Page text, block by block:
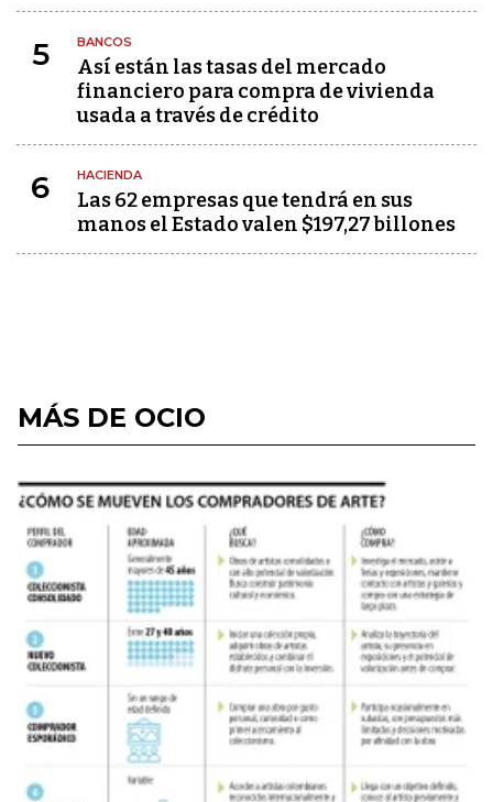
5 BANCOS
Así están las tasas del mercado
financiero para compra de vivienda
usada a través de crédito
6 HACIENDA
Las 62 empresas que tendrá en sus
manos el Estado valen $197,27 billones
MÁS DE OCIO